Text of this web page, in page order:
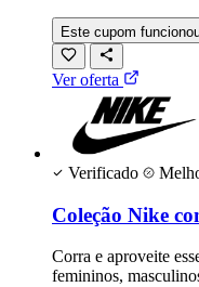
Este cupom
Ver oferta
Verificado
Coleção Nike
Corra e aproveite
femininos,